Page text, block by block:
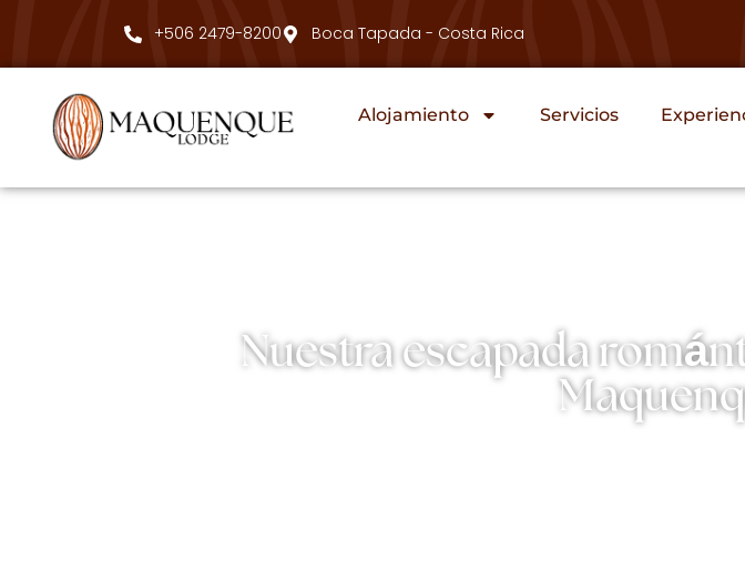
+506 2479-8200 Boca Tapada - Costa Rica
Alojamiento Servicios
Nuestra escapada